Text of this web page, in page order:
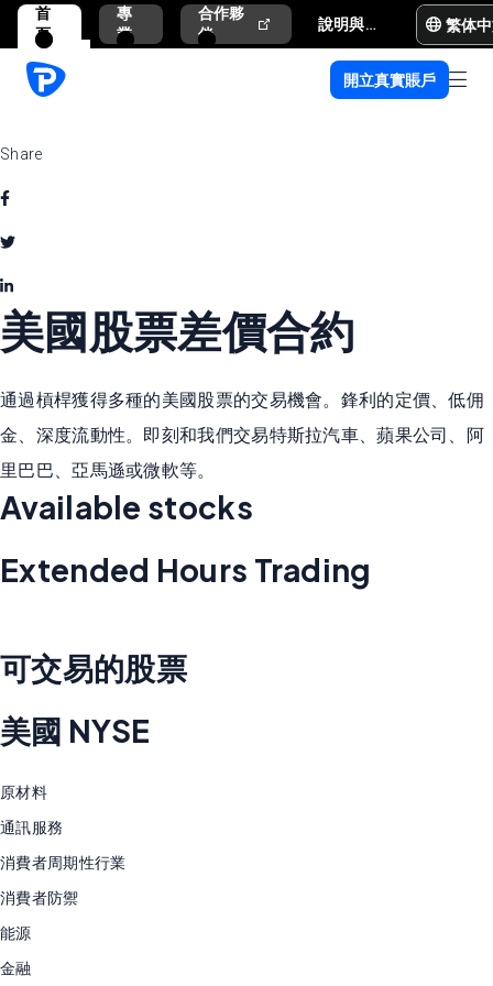
首
頁
專
業
合作夥
伴
說明與支援 繁体
開立真實賬戶
Share
美國股票差價合約
通過槓桿獲得多種的美國股票的交易機會。鋒利的定價、低佣
金、深度流動性。即刻和我們交易特斯拉汽車、蘋果公司、阿
里巴巴、亞馬遜或微軟等。
Available stocks
Extended Hours Trading
可交易的股票
美國 NYSE
原材料
通訊服務
消費者周期性行業
消費者防禦
能源
金融